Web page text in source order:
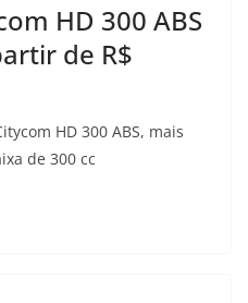
HD 300 ABS
de R$
HD 300 ABS, mais
de 300 cc